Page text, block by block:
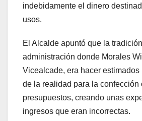
indebidamente el dinero
usos.
El Alcalde apuntó que la
administración donde Morales
Vicealcade, era hacer estimados
de la realidad para la confección
presupuestos, creando unas
ingresos que eran incorrectas.